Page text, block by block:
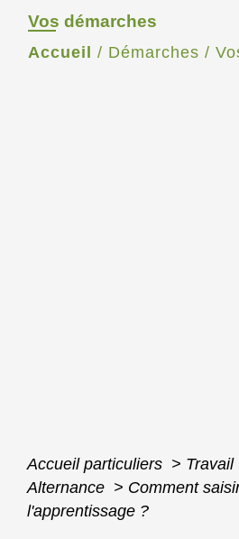
Vos démarches
Accueil / Démarches /
Accueil particuliers > Travail
Alternance > Comment
l'apprentissage ?